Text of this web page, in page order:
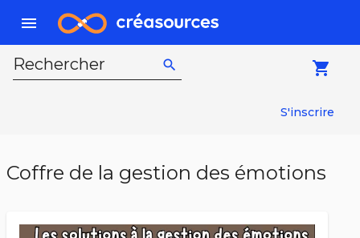
menu
Rechercher search local_grocery_store
S'inscrire
Coffre de la gestion des émotions